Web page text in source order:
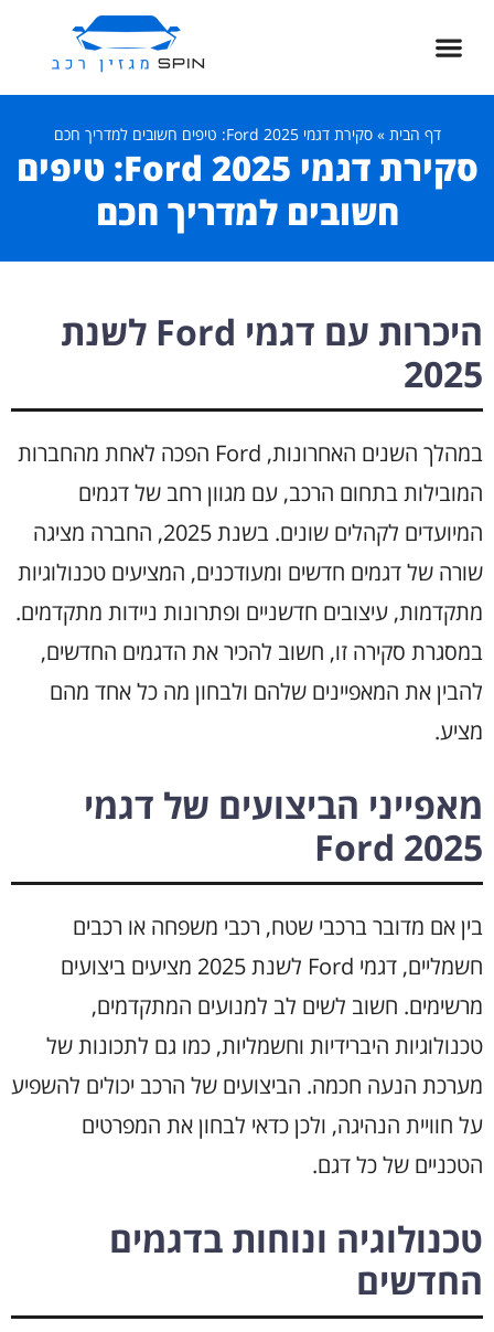
דף הבית »סקירת דגמי Ford 2025: טיפים חשובים למדריך חכם
סקירת דגמי Ford 2025: טיפים
חשובים למדריך חכם
היכרות עם דגמי Ford לשנת
2025
במהלך השנים האחרונות, Ford הפכה לאחת מהחברות
המובילות בתחום הרכב, עם מגוון רחב של דגמים
המיועדים לקהלים שונים. בשנת 2025, החברה מציגה
שורה של דגמים חדשים ומעודכנים, המציעים טכנולוגיות
מתקדמות, עיצובים חדשניים ופתרונות ניידות מתקדמים.
במסגרת סקירה זו, חשוב להכיר את הדגמים החדשים,
להבין את המאפיינים שלהם ולבחון מה כל אחד מהם
מציע.
מאפייני הביצועים של דגמי
Ford 2025
בין אם מדובר ברכבי שטח, רכבי משפחה או רכבים
חשמליים, דגמי Ford לשנת 2025 מציעים ביצועים
מרשימים. חשוב לשים לב למנועים המתקדמים,
טכנולוגיות היברידיות וחשמליות, כמו גם לתכונות של
מערכת הנעה חכמה. הביצועים של הרכב יכולים להשפיע
על חוויית הנהיגה, ולכן כדאי לבחון את המפרטים
הטכניים של כל דגם.
טכנולוגיה ונוחות בדגמים
החדשים